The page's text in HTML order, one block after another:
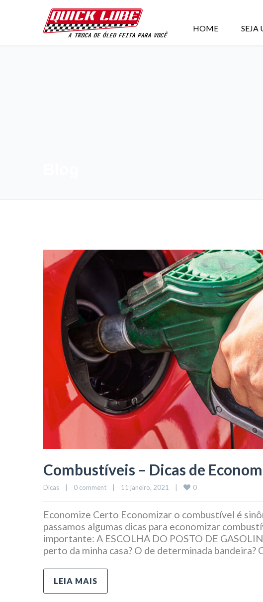
HOME SEJA
Combustíveis – Dicas de
Dicas 0 comment 11 janeiro, 2021 0
Economize Certo Economizar o combustível é
passamos algumas dicas para economizar
importante: A ESCOLHA DO POSTO DE
perto da minha casa? O de determinada bandeira?
LEIA MAIS